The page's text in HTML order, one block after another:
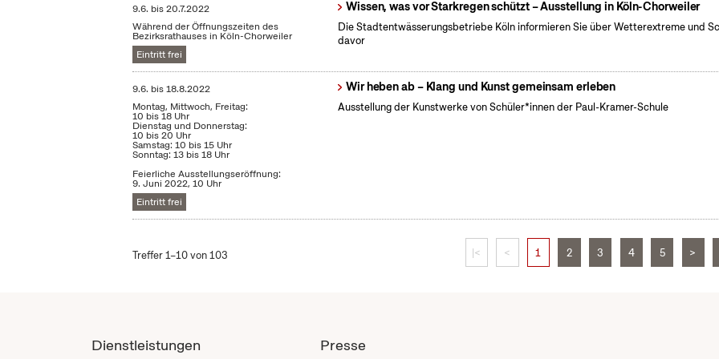
9.6. bis20.7.2022
Während der Öffnungszeiten des
Bezirksrathauses in Köln-Chorweiler
Eintritt frei
Wissen, was vor Starkregen schützt – Ausstellung in Köln-Chorweiler
Die Stadtentwässerungsbetriebe Köln informieren Sie über Wetterextreme und
davor
9.6. bis18.8.2022
Montag, Mittwoch, Freitag:
10 bis 18 Uhr
Dienstag und Donnerstag:
10 bis 20 Uhr
Samstag: 10 bis 15 Uhr
Sonntag: 13 bis 18 Uhr
Feierliche Ausstellungseröffnung:
9. Juni 2022, 10 Uhr
Eintritt frei
Wir heben ab – Klang und Kunst gemeinsam erleben
Ausstellung der Kunstwerke von Schüler*innen der Paul-Kramer-Schule
Treffer 1–10 von 103 |< < 1 2 3 4 5 >
Dienstleistungen Presse